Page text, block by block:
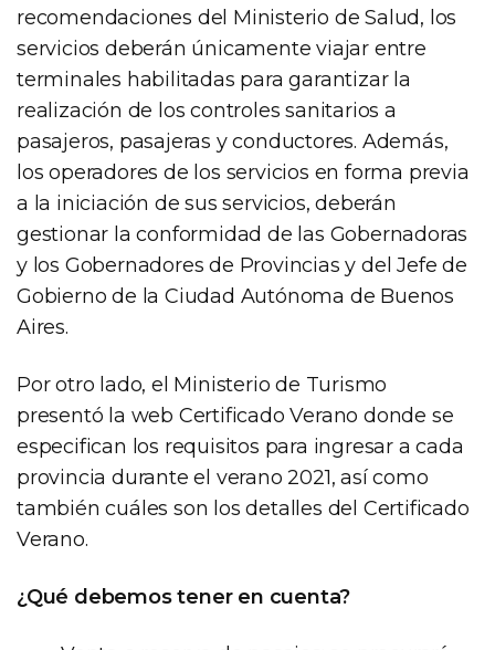
recomendaciones del Ministerio de Salud, los
servicios deberán únicamente viajar entre
terminales habilitadas para garantizar la
realización de los controles sanitarios a
pasajeros, pasajeras y conductores. Además,
los operadores de los servicios en forma previa
a la iniciación de sus servicios, deberán
gestionar la conformidad de las Gobernadoras
y los Gobernadores de Provincias y del Jefe de
Gobierno de la Ciudad Autónoma de Buenos
Aires.
Por otro lado, el Ministerio de Turismo
presentó la web Certificado Verano donde se
especifican los requisitos para ingresar a cada
provincia durante el verano 2021, así como
también cuáles son los detalles del Certificado
Verano.
¿Qué debemos tener en cuenta?